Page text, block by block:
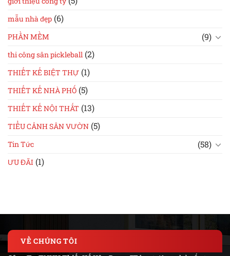
mẫu nhà đẹp (6)
PHẦN MỀM (9)
thi công sân pickleball (2)
THIẾT KẾ BIỆT THỰ (1)
THIẾT KẾ NHÀ PHỐ (5)
THIẾT KẾ NỘI THẤT (13)
TIỂU CẢNH SÂN VƯỜN (5)
Tin Tức (58)
ƯU ĐÃI (1)
VỀ CHÚNG TÔI